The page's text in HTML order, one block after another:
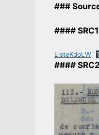
###
#### SRC1
ListeKdoLW
#### SRC2